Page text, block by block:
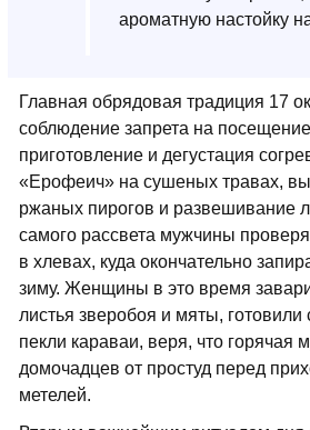
ароматную настойку
Главная обрядовая традиция 17
соблюдение запрета на
приготовление и дегустация
«Ерофеич» на сушеных травах,
ржаных пирогов и развешивание
самого рассвета мужчины
в хлевах, куда окончательно
зиму. Женщины в это время
листья зверобоя и мяты,
пекли караваи, веря, что горячая
домочадцев от простуд перед
метелей.